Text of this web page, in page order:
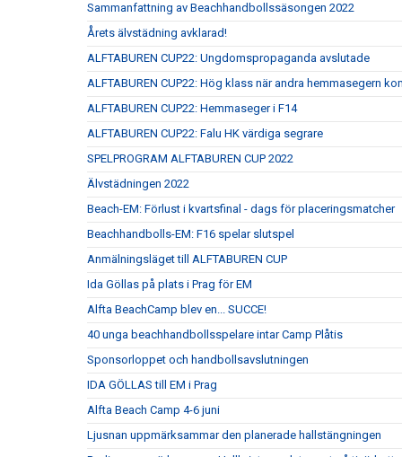
Sammanfattning av Beachhandbollssäsongen 2022
Årets älvstädning avklarad!
ALFTABUREN CUP22: Ungdomspropaganda avslutade
ALFTABUREN CUP22: Hög klass när andra hemmasegern
ALFTABUREN CUP22: Hemmaseger i F14
ALFTABUREN CUP22: Falu HK värdiga segrare
SPELPROGRAM ALFTABUREN CUP 2022
Älvstädningen 2022
Beach-EM: Förlust i kvartsfinal - dags för placeringsmatcher
Beachhandbolls-EM: F16 spelar slutspel
Anmälningsläget till ALFTABUREN CUP
Ida Göllas på plats i Prag för EM
Alfta BeachCamp blev en... SUCCE!
40 unga beachhandbollsspelare intar Camp Plåtis
Sponsorloppet och handbollsavslutningen
IDA GÖLLAS till EM i Prag
Alfta Beach Camp 4-6 juni
Ljusnan uppmärksammar den planerade hallstängningen